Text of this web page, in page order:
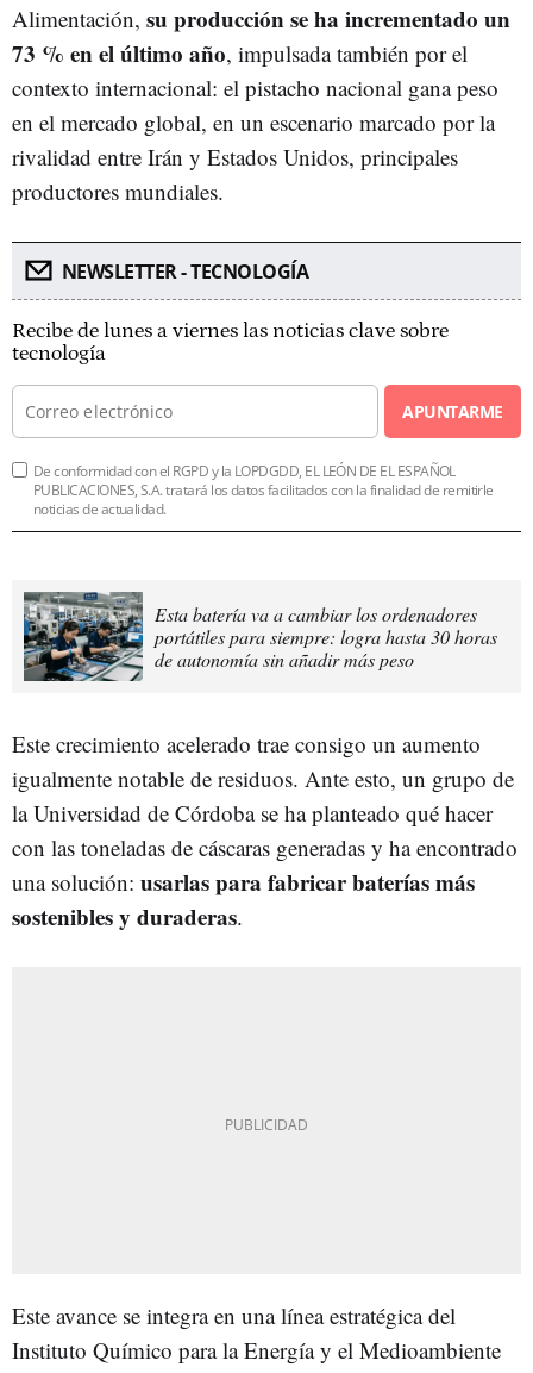
Alimentación, su producción se ha incrementado un
73 % en el último año, impulsada también por el
contexto internacional: el pistacho nacional gana peso
en el mercado global, en un escenario marcado por la
rivalidad entre Irán y Estados Unidos, principales
productores mundiales.
NEWSLETTER - TECNOLOGÍA
Recibe de lunes a viernes las noticias clave sobre
tecnología
APUNTARME
De conformidad con el RGPD y la LOPDGDD, EL LEÓN DE EL ESPAÑOL
PUBLICACIONES, S.A. tratará los datos facilitados con la finalidad de remitirle
noticias de actualidad.
Esta batería va a cambiar los ordenadores
portátiles para siempre: logra hasta 30 horas
de autonomía sin añadir más peso
Este crecimiento acelerado trae consigo un aumento
igualmente notable de residuos. Ante esto, un grupo de
la Universidad de Córdoba se ha planteado qué hacer
con las toneladas de cáscaras generadas y ha encontrado
una solución: usarlas para fabricar baterías más
sostenibles y duraderas.
Este avance se integra en una línea estratégica del
Instituto Químico para la Energía y el Medioambiente